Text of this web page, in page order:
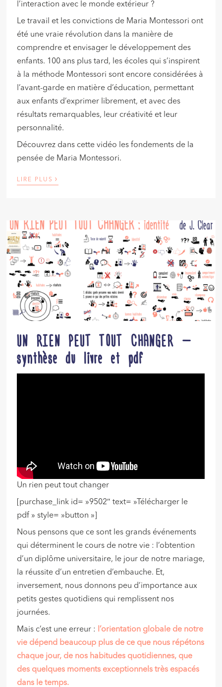
l’interaction avec le monde extérieur ?
Le travail et les convictions de Maria Montessori ont
été une vraie révolution dans la manière de
comprendre et envisager le développement des
enfants. 100 ans plus tard, les écoles qui s’inspirent
à la méthode Montessori sont encore considérées à
l’avant-garde en matière d’éducation, permettant
aux enfants d’exprimer librement, et avec des
résultats remarquables, leur créativité et leur
personnalité.
Découvrez dans cette vidéo les fondements de la
pensée de Maria Montessori.
LIRE PLUS ›
UN RIEN PEUT TOUT CHANGER –
synthèse du livre et pdf
Un rien peut tout changer
[purchase_link id= »9502″ text= »Télécharger le
pdf » style= »button »]
Nous pensons que ce sont les grands événements
qui déterminent le cours de notre vie : l’obtention
d’un diplôme universitaire, le jour de notre mariage,
la réussite d’un entretien d’embauche. Et,
inversement, nous donnons peu d’importance aux
petits gestes quotidiens qui remplissent nos
journées.
Mais c’est une erreur :
l’orientation globale de notre
vie dépend beaucoup plus de ce que nous répétons
chaque jour, de nos habitudes quotidiennes, que
des quelques moments exceptionnels très espacés
dans le temps.